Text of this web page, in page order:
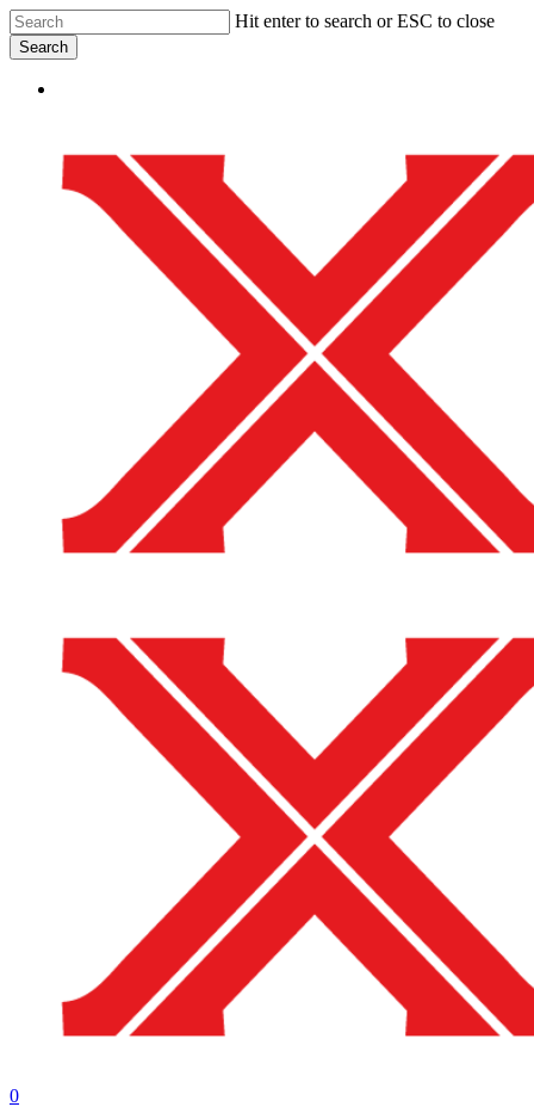
Skip
to
main
content
Hit enter to search or ESC to close
Search
Search
search
account
0